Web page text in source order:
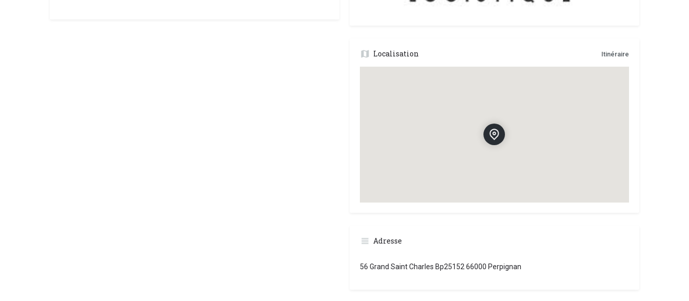
Localisation Itinéraire
Adresse
56 Grand Saint Charles Bp25152 66000 Perpignan